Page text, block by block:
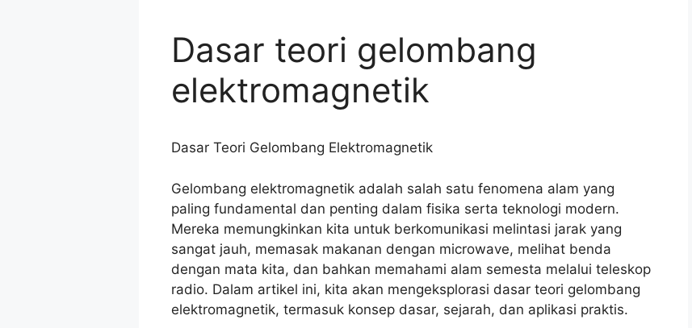
Dasar teori gelombang
elektromagnetik
Dasar Teori Gelombang Elektromagnetik
Gelombang elektromagnetik adalah salah satu fenomena alam yang
paling fundamental dan penting dalam fisika serta teknologi modern.
Mereka memungkinkan kita untuk berkomunikasi melintasi jarak yang
sangat jauh, memasak makanan dengan microwave, melihat benda
dengan mata kita, dan bahkan memahami alam semesta melalui teleskop
radio. Dalam artikel ini, kita akan mengeksplorasi dasar teori gelombang
elektromagnetik, termasuk konsep dasar, sejarah, dan aplikasi praktis.